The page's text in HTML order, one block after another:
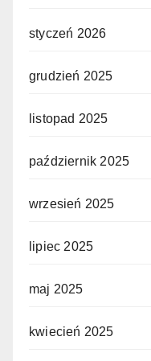
styczeń 2026
grudzień 2025
listopad 2025
październik 2025
wrzesień 2025
lipiec 2025
maj 2025
kwiecień 2025